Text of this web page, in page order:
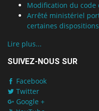
Modification du code
Arrêté ministériel
certaines
Lire plus...
SUIVEZ-NOUS SUR
Facebook
Twitter
Google +